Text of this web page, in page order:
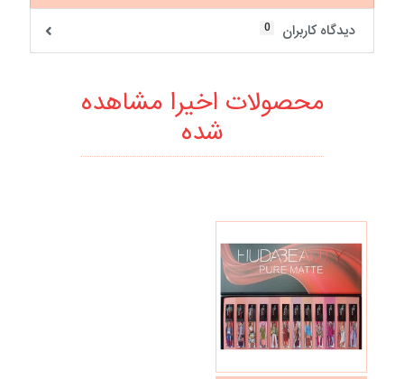
دیدگاه کاربران
0
محصولات اخیرا مشاهده
شده